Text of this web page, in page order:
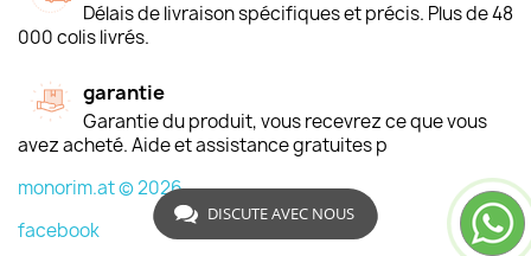
Délais de livraison spécifiques et précis. Plus de 48
000 colis livrés.
garantie
Garantie du produit, vous recevrez ce que vous
avez acheté. Aide et assistance gratuites p
monorim.at © 2026
facebook
DISCUTE AVEC NOUS